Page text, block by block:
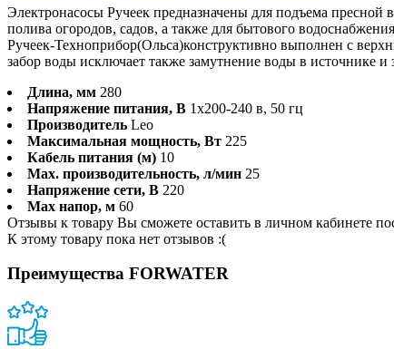
Электронасосы Ручеек предназначены для подъема
полива огородов, садов, а также для бытового
Ручеек-Техноприбор(Ольса)конструктивно выполнен с
забор воды исключает также замутнение воды в источнике и
Длина, мм 280
Напряжение питания, В 1х200-240 в, 50 гц
Производитель Leo
Максимальная мощность, Вт 225
Кабель питания (м) 10
Max. производительность, л/мин 25
Напряжение сети, В 220
Max напор, м 60
Отзывы к товару Вы сможете оставить в личном кабинете
К этому товару пока нет отзывов :(
Преимущества FORWATER